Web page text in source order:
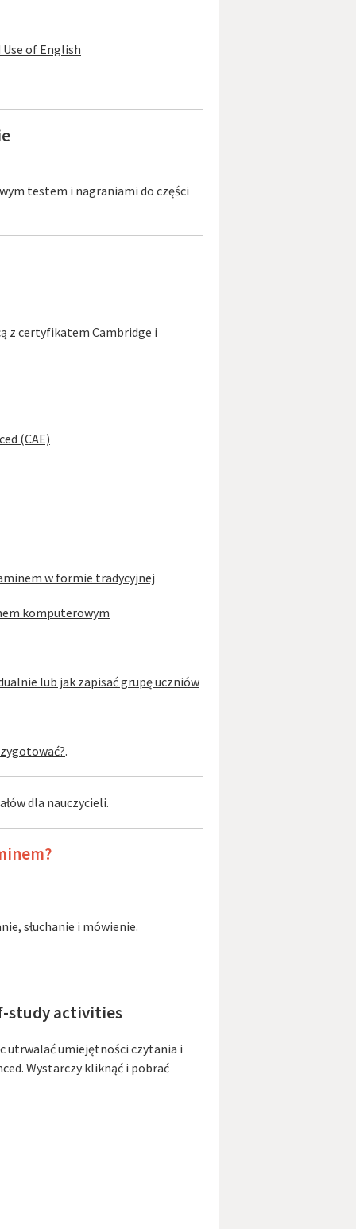
Use of English
testem i nagraniami do części
z certyfikatem Cambridge i
(CAE)
w formie tradycyjnej
komputerowym
lub jak zapisać grupę uczniów
.
dla nauczycieli.
słuchanie i mówienie.
study activities
utrwalać umiejętności czytania i
Wystarczy kliknąć i pobrać